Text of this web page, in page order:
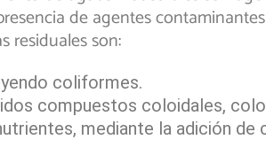
de agentes
residuales son:
coliformes.
compuestos coloidales,
mediante la adición